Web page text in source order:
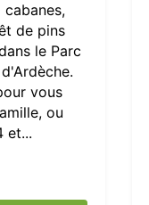
cabanes,
de pins
le Parc
vous
ou
et...